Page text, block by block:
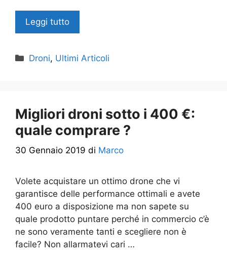
Leggi tutto
Categorie
Droni, Ultimi Articoli
Migliori droni sotto i 400 €:
quale comprare ?
30 Gennaio 2019 di Marco
Volete acquistare un ottimo drone che vi
garantisce delle performance ottimali e avete
400 euro a disposizione ma non sapete su
quale prodotto puntare perché in commercio c’è
ne sono veramente tanti e scegliere non è
facile? Non allarmatevi cari …